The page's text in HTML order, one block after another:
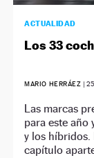
ACTUALIDAD
Los 33
MARIO HERRÁEZ |
Las marcas
para este año
y los híbridos.
capítulo